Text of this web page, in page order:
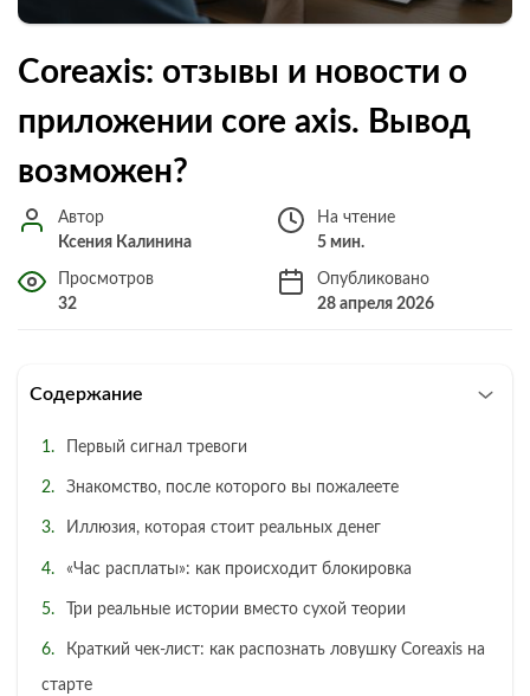
Coreaxis: отзывы и новости о
приложении core axis. Вывод
возможен?
Автор
Ксения Калинина
На чтение
5 мин.
Просмотров
32
Опубликовано
28 апреля 2026
Содержание
Первый сигнал тревоги
Знакомство, после которого вы пожалеете
Иллюзия, которая стоит реальных денег
«Час расплаты»: как происходит блокировка
Три реальные истории вместо сухой теории
Краткий чек-лист: как распознать ловушку Coreaxis на
старте